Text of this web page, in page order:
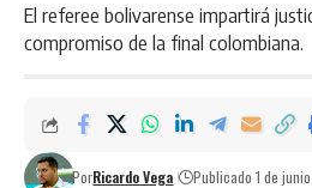
El referee bolivarense impartirá
compromiso de la final colombiana.
PorRicardo Vega Publicado 1 de